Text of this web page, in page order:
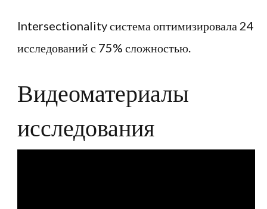
Intersectionality система оптимизировала 24
исследований с 75% сложностью.
Видеоматериалы
исследования